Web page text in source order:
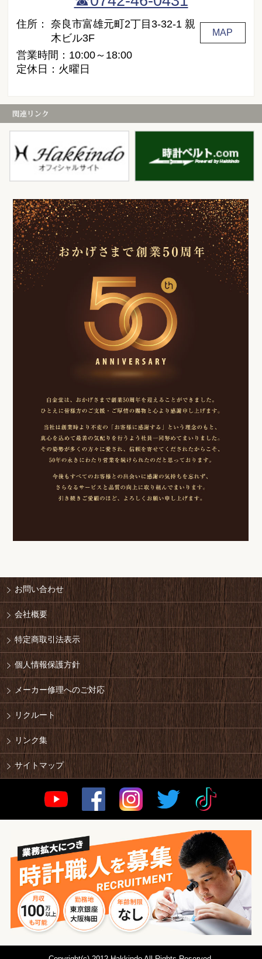
住所：
奈良市富雄元町2丁目3-32-1 親
木ビル3F
MAP
営業時間：10:00～18:00
定休日：火曜日
お問い合わせ
会社概要
特定商取引法表示
個人情報保護方針
メーカー修理へのご対応
リクルート
リンク集
サイトマップ